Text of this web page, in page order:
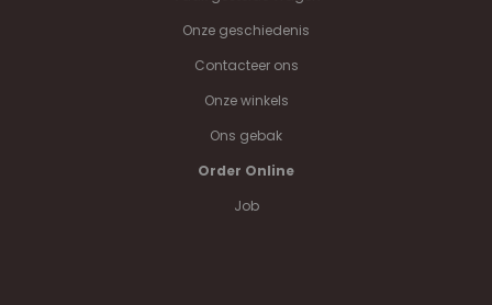
Onze geschiedenis
Contacteer ons
Onze winkels
Ons gebak
Order Online
Job